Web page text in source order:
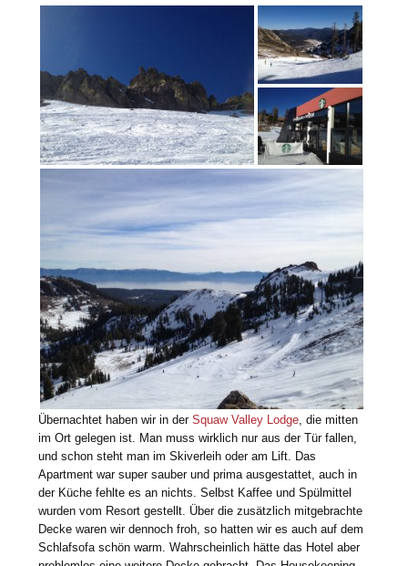
Übernachtet haben wir in derSquaw Valley Lodge, die mitten
im Ort gelegen ist. Man muss wirklich nur aus der Tür fallen,
und schon steht man im Skiverleih oder am Lift. Das
Apartment war super sauber und prima ausgestattet, auch in
der Küche fehlte es an nichts. Selbst Kaffee und Spülmittel
wurden vom Resort gestellt. Über die zusätzlich mitgebrachte
Decke waren wir dennoch froh, so hatten wir es auch auf dem
Schlafsofa schön warm. Wahrscheinlich hätte das Hotel aber